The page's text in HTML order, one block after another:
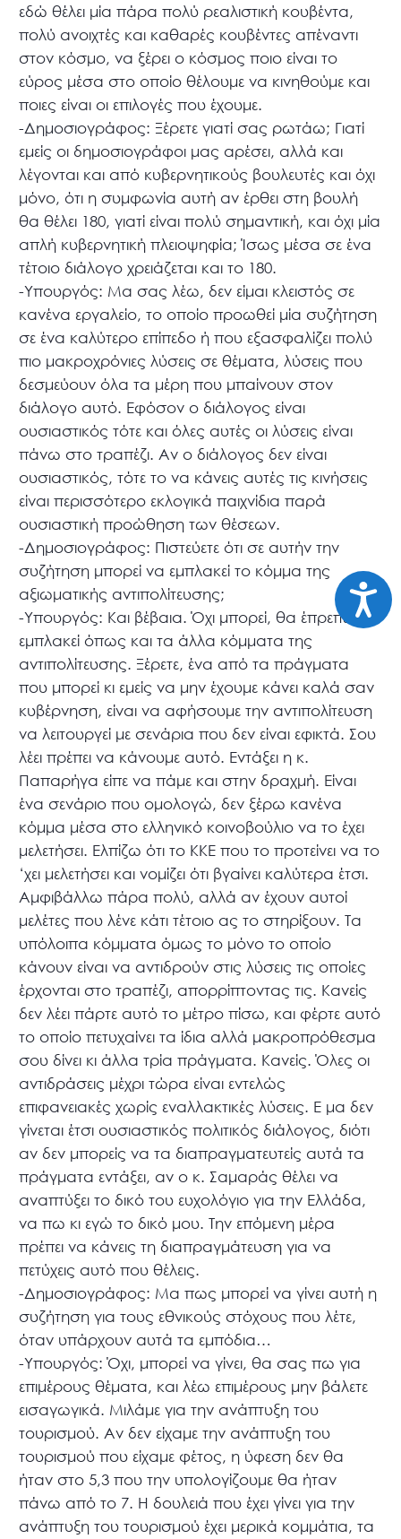
εδώ θέλει μία πάρα πολύ ρεαλιστική κουβέντα,
πολύ ανοιχτές και καθαρές κουβέντες απέναντι
στον κόσμο, να ξέρει ο κόσμος ποιο είναι το
εύρος μέσα στο οποίο θέλουμε να κινηθούμε και
ποιες είναι οι επιλογές που έχουμε.
-Δημοσιογράφος: Ξέρετε γιατί σας ρωτάω; Γιατί
εμείς οι δημοσιογράφοι μας αρέσει, αλλά και
λέγονται και από κυβερνητικούς βουλευτές και όχι
μόνο, ότι η συμφωνία αυτή αν έρθει στη βουλή
θα θέλει 180, γιατί είναι πολύ σημαντική, και όχι μία
απλή κυβερνητική πλειοψηφία; Ίσως μέσα σε ένα
τέτοιο διάλογο χρειάζεται και το 180.
-Υπουργός: Μα σας λέω, δεν είμαι κλειστός σε
κανένα εργαλείο, το οποίο προωθεί μία συζήτηση
σε ένα καλύτερο επίπεδο ή που εξασφαλίζει πολύ
πιο μακροχρόνιες λύσεις σε θέματα, λύσεις που
δεσμεύουν όλα τα μέρη που μπαίνουν στον
διάλογο αυτό. Εφόσον ο διάλογος είναι
ουσιαστικός τότε και όλες αυτές οι λύσεις είναι
πάνω στο τραπέζι. Αν ο διάλογος δεν είναι
ουσιαστικός, τότε το να κάνεις αυτές τις κινήσεις
είναι περισσότερο εκλογικά παιχνίδια παρά
ουσιαστική προώθηση των θέσεων.
-Δημοσιογράφος: Πιστεύετε ότι σε αυτήν την
συζήτηση μπορεί να εμπλακεί το κόμμα της
αξιωματικής αντιπολίτευσης;
-Υπουργός: Και βέβαια. Όχι μπορεί, θα έπρεπε να
εμπλακεί όπως και τα άλλα κόμματα της
αντιπολίτευσης. Ξέρετε, ένα από τα πράγματα
που μπορεί κι εμείς να μην έχουμε κάνει καλά σαν
κυβέρνηση, είναι να αφήσουμε την αντιπολίτευση
να λειτουργεί με σενάρια που δεν είναι εφικτά. Σου
λέει πρέπει να κάνουμε αυτό. Εντάξει η κ.
Παπαρήγα είπε να πάμε και στην δραχμή. Είναι
ένα σενάριο που ομολογώ, δεν ξέρω κανένα
κόμμα μέσα στο ελληνικό κοινοβούλιο να το έχει
μελετήσει. Ελπίζω ότι το ΚΚΕ που το προτείνει να το
‘χει μελετήσει και νομίζει ότι βγαίνει καλύτερα έτσι.
Αμφιβάλλω πάρα πολύ, αλλά αν έχουν αυτοί
μελέτες που λένε κάτι τέτοιο ας το στηρίξουν. Τα
υπόλοιπα κόμματα όμως το μόνο το οποίο
κάνουν είναι να αντιδρούν στις λύσεις τις οποίες
έρχονται στο τραπέζι, απορρίπτοντας τις. Κανείς
δεν λέει πάρτε αυτό το μέτρο πίσω, και φέρτε αυτό
το οποίο πετυχαίνει τα ίδια αλλά μακροπρόθεσμα
σου δίνει κι άλλα τρία πράγματα. Κανείς. Όλες οι
αντιδράσεις μέχρι τώρα είναι εντελώς
επιφανειακές χωρίς εναλλακτικές λύσεις. Ε μα δεν
γίνεται έτσι ουσιαστικός πολιτικός διάλογος, διότι
αν δεν μπορείς να τα διαπραγματευτείς αυτά τα
πράγματα εντάξει, αν ο κ. Σαμαράς θέλει να
αναπτύξει το δικό του ευχολόγιο για την Ελλάδα,
να πω κι εγώ το δικό μου. Την επόμενη μέρα
πρέπει να κάνεις τη διαπραγμάτευση για να
πετύχεις αυτό που θέλεις.
-Δημοσιογράφος: Μα πως μπορεί να γίνει αυτή η
συζήτηση για τους εθνικούς στόχους που λέτε,
όταν υπάρχουν αυτά τα εμπόδια…
-Υπουργός: Όχι, μπορεί να γίνει, θα σας πω για
επιμέρους θέματα, και λέω επιμέρους μην βάλετε
εισαγωγικά. Μιλάμε για την ανάπτυξη του
τουρισμού. Αν δεν είχαμε την ανάπτυξη του
τουρισμού που είχαμε φέτος, η ύφεση δεν θα
ήταν στο 5,3 που την υπολογίζουμε θα ήταν
πάνω από το 7. Η δουλειά που έχει γίνει για την
ανάπτυξη του τουρισμού έχει μερικά κομμάτια, τα